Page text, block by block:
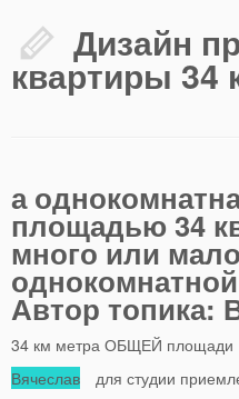
Дизайн
квартиры 34
а
площадью 34
много или
Автор топика:
34 км метра ОБЩЕЙ площади
Вячеслав для студии